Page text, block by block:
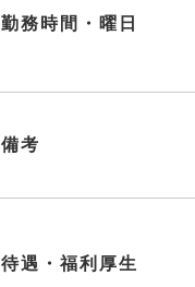
勤務時間・曜日
備考
待遇・福利厚生